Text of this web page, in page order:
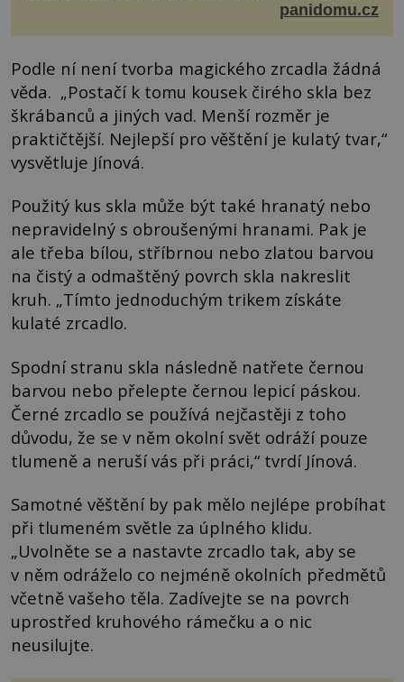
panidomu.cz
Podle ní není tvorba magického zrcadla žádná
věda. „Postačí k tomu kousek čirého skla bez
škrábanců a jiných vad. Menší rozměr je
praktičtější. Nejlepší pro věštění je kulatý tvar,“
vysvětluje Jínová.
Použitý kus skla může být také hranatý nebo
nepravidelný s obroušenými hranami. Pak je
ale třeba bílou, stříbrnou nebo zlatou barvou
na čistý a odmaštěný povrch skla nakreslit
kruh. „Tímto jednoduchým trikem získáte
kulaté zrcadlo.
Spodní stranu skla následně natřete černou
barvou nebo přelepte černou lepicí páskou.
Černé zrcadlo se používá nejčastěji z toho
důvodu, že se v něm okolní svět odráží pouze
tlumeně a neruší vás při práci,“ tvrdí Jínová.
Samotné věštění by pak mělo nejlépe probíhat
při tlumeném světle za úplného klidu.
„Uvolněte se a nastavte zrcadlo tak, aby se
v něm odráželo co nejméně okolních předmětů
včetně vašeho těla. Zadívejte se na povrch
uprostřed kruhového rámečku a o nic
neusilujte.